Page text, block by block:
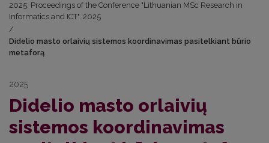
2025: Proceedings of the Conference "Lithuanian MSc Research in
Informatics and ICT". 2025
/
Didelio masto orlaivių sistemos koordinavimas pasitelkiant būrio
metaforą
2025
Didelio masto orlaivių
sistemos koordinavimas